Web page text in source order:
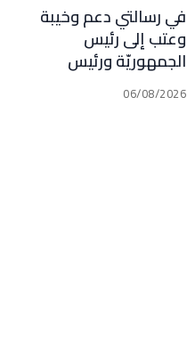
في رسالتي دعم وخيبة
وعتب إلى رئيس
الجمهوريّة ورئيس
مجلس الوزراء .. رئيس
الجامعة اللبنانية
06/08/2026